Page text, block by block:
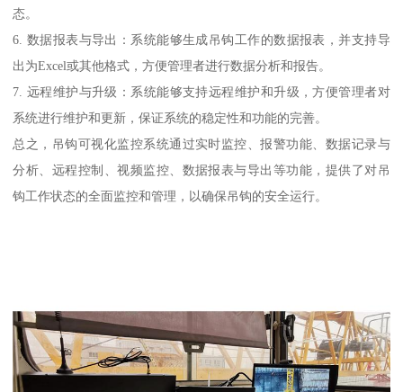
态。
6. 数据报表与导出：系统能够生成吊钩工作的数据报表，并支持导
出为Excel或其他格式，方便管理者进行数据分析和报告。
7. 远程维护与升级：系统能够支持远程维护和升级，方便管理者对
系统进行维护和更新，保证系统的稳定性和功能的完善。
总之，吊钩可视化监控系统通过实时监控、报警功能、数据记录与
分析、远程控制、视频监控、数据报表与导出等功能，提供了对吊
钩工作状态的全面监控和管理，以确保吊钩的安全运行。